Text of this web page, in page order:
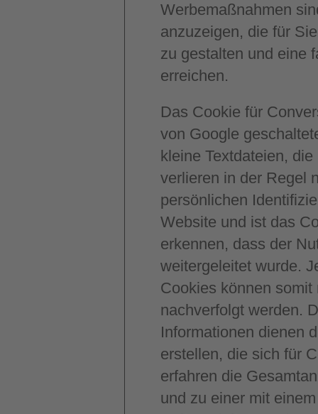
Werbemaßnahmen
anzuzeigen, die für
zu gestalten und eine
erreichen.
Das Cookie für
von Google
kleine Textdateien,
verlieren in der Regel
persönlichen
Website und ist das
erkennen, dass der
weitergeleitet wurde.
Cookies können
nachverfolgt werden.
Informationen dienen
erstellen, die sich für
erfahren die
und zu einer mit